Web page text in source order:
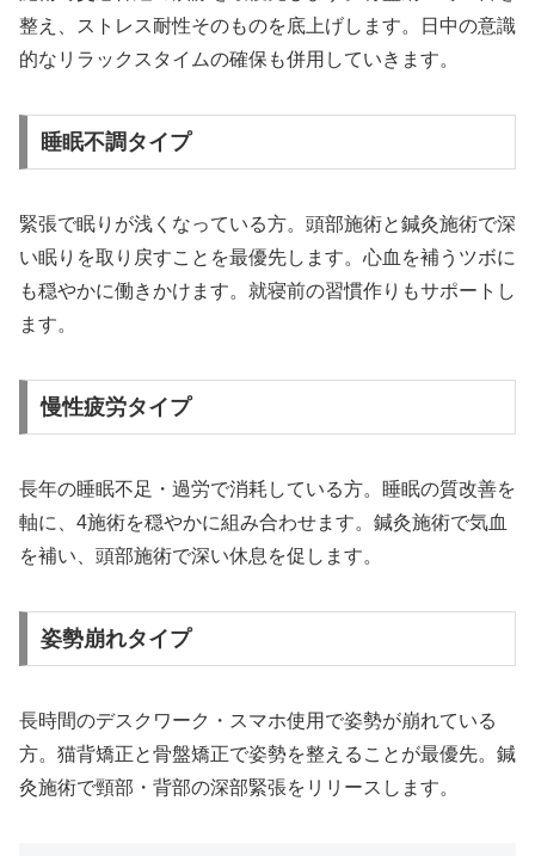
整え、ストレス耐性そのものを底上げします。日中の意識
的なリラックスタイムの確保も併用していきます。
睡眠不調タイプ
緊張で眠りが浅くなっている方。頭部施術と鍼灸施術で深
い眠りを取り戻すことを最優先します。心血を補うツボに
も穏やかに働きかけます。就寝前の習慣作りもサポートし
ます。
慢性疲労タイプ
長年の睡眠不足・過労で消耗している方。睡眠の質改善を
軸に、4施術を穏やかに組み合わせます。鍼灸施術で気血
を補い、頭部施術で深い休息を促します。
姿勢崩れタイプ
長時間のデスクワーク・スマホ使用で姿勢が崩れている
方。猫背矯正と骨盤矯正で姿勢を整えることが最優先。鍼
灸施術で頸部・背部の深部緊張をリリースします。